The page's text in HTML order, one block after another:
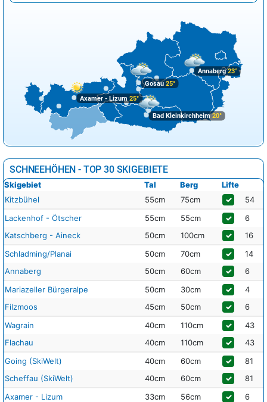
Axamer - Lizum 25°
Bad Kleinkirchheim20°
Gosau25°
Annaberg23°
SCHNEEHÖHEN - TOP 30 SKIGEBIETE
Skigebiet Tal Berg
Lifte
Kitzbühel
55cm 75cm ✓
54
Lackenhof - Ötscher
55cm 55cm ✓
6
Katschberg - Aineck
50cm 100cm ✓
16
Schladming/Planai
50cm 70cm ✓
14
Annaberg
50cm 60cm ✓
6
Mariazeller Bürgeralpe
50cm 30cm ✓
4
Filzmoos
45cm 50cm ✓
6
Wagrain
40cm 110cm ✓
43
Flachau
40cm 110cm ✓
43
Going (SkiWelt)
40cm 60cm ✓
81
Scheffau (SkiWelt)
40cm 60cm ✓
81
Axamer - Lizum
33cm 56cm ✓
6